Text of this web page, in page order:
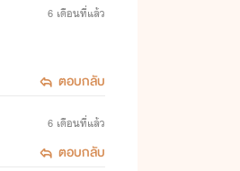
6 เดือนที่แล้ว
ตอบกลับ
6 เดือนที่แล้ว
ตอบกลับ